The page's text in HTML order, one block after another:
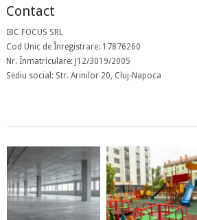
Contact
IBC FOCUS SRL
Cod Unic de Înregistrare: 17876260
Nr. Înmatriculare: J12/3019/2005
Sediu social: Str. Arinilor 20, Cluj-Napoca